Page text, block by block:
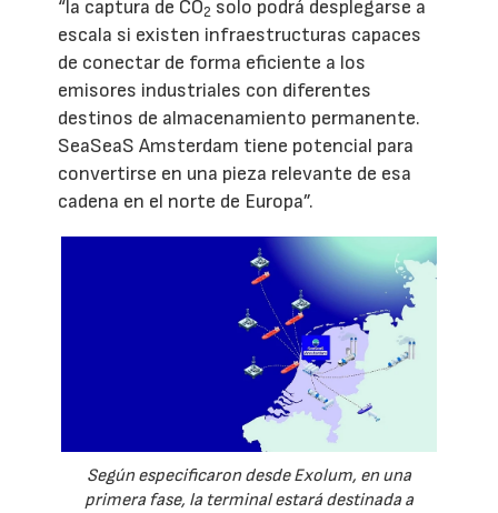
“la captura de CO2 solo podrá desplegarse a
escala si existen infraestructuras capaces
de conectar de forma eficiente a los
emisores industriales con diferentes
destinos de almacenamiento permanente.
SeaSeaS Amsterdam tiene potencial para
convertirse en una pieza relevante de esa
cadena en el norte de Europa”.
Según especificaron desde Exolum, en una
primera fase, la terminal estará destinada a